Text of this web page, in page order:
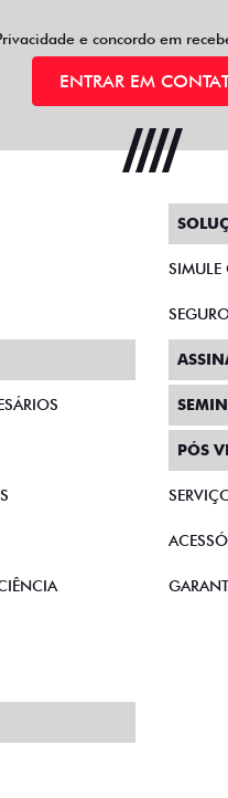
e concordo em
ENTRAR EM
PÓS